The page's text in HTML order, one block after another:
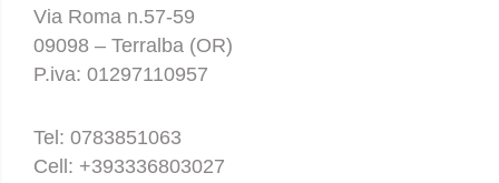
Via Roma n.57-59
09098 – Terralba (OR)
P.iva: 01297110957
Tel: 0783851063
Cell: +393336803027